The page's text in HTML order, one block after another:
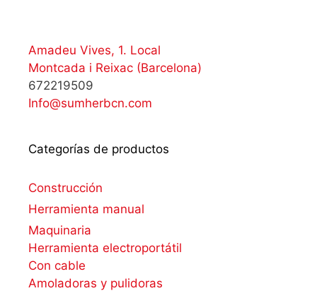
Amadeu Vives, 1. Local
Montcada i Reixac (Barcelona)
672219509
Info@sumherbcn.com
Categorías de productos
Construcción
Herramienta manual
Maquinaria
Herramienta electroportátil
Con cable
Amoladoras y pulidoras